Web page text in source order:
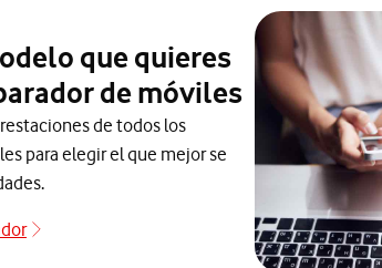
que quieres
de móviles
de todos los
para elegir el que mejor se